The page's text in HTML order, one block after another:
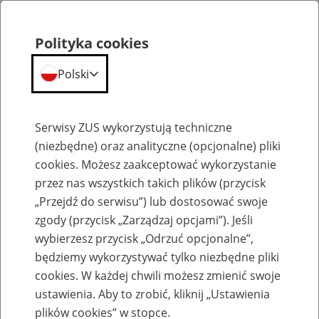
Komunikaty
Możliwe ograniczenia w działaniu Profilu
Zaufanego ePUAP 13 lipca
Polityka cookies
Polski
Serwisy ZUS wykorzystują techniczne
(niezbędne) oraz analityczne (opcjonalne) pliki
cookies. Możesz zaakceptować wykorzystanie
przez nas wszystkich takich plików (przycisk
„Przejdź do serwisu”) lub dostosować swoje
zgody (przycisk „Zarządzaj opcjami”). Jeśli
wybierzesz przycisk „Odrzuć opcjonalne”,
będziemy wykorzystywać tylko niezbędne pliki
cookies. W każdej chwili możesz zmienić swoje
ustawienia. Aby to zrobić, kliknij „Ustawienia
plików cookies” w stopce.